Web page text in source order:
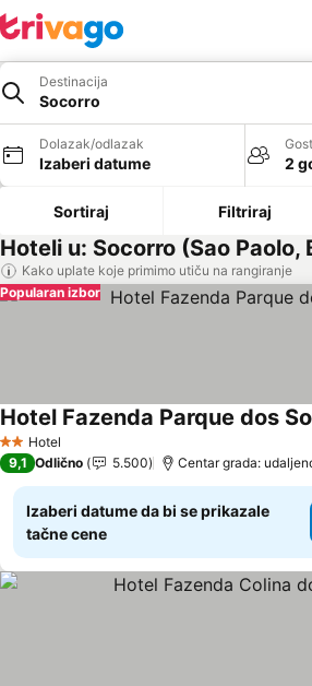
Destinacija
Socorro
Dolazak/odlazak
Izaberi datume 2
Sortiraj Filtriraj
Hoteli u: Socorro (Sao Paolo,
Kako uplate koje primimo utiču na rangiranje
Popularan izbor
2 Zvezdice
Hotel
Hotel Fazenda Parque dos
9,1 Odlično 5.500 Centar grada:
Izaberi datume da bi se prikazale
tačne cene